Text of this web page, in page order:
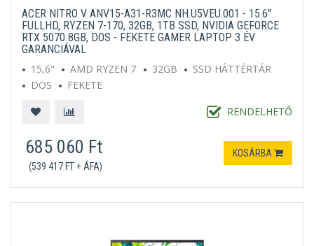
ACER NITRO V ANV15-A31-R3MC NH.U5VEU.001 - 15.6"
FULLHD, RYZEN 7-170, 32GB, 1TB SSD, NVIDIA GEFORCE
RTX 5070 8GB, DOS - FEKETE GAMER LAPTOP 3 ÉV
GARANCIÁVAL
15,6"
AMD RYZEN 7 32GB
SSD HÁTTÉRTÁR
DOS
FEKETE
RENDELHETŐ
685 060 Ft
(539 417 FT + ÁFA)
KOSÁRBA